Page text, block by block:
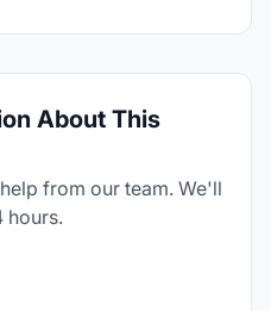
About This
from our team. We'll
hours.